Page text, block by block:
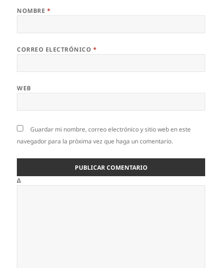
NOMBRE *
CORREO ELECTRÓNICO *
WEB
Guardar mi nombre, correo electrónico y sitio web en este
navegador para la próxima vez que haga un comentario.
Δ